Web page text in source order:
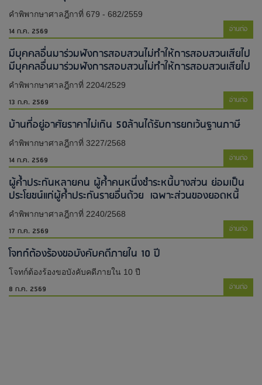
คำพิพากษาศาลฎีกาที่ 679 - 682/2559
14 ก.ค. 2569 อ่านต่อ
มีบุคคลอื่นมาร่วมฟังการสอบสวนไม่ทำให้การสอบสวนเสียไป​
มีบุคคลอื่นมาร่วมฟังการสอบสวนไม่ทำให้การสอบสวนเสียไป​
คำพิพากษาศาลฎีกาที่ 2204/2529
13 ก.ค. 2569 อ่านต่อ
บ้านที่อยู่อาศัยราคาไม่เกิน 50ล้านได้รับการยกเว้นฐานภาษี
คำพิพากษาศาลฎีกาที่ 3227/2568
14 ก.ค. 2569 อ่านต่อ
ผู้ค้ำประกันหลายคน ผู้ค้ำคนหนึ่งชำระหนี้บางส่วน ย่อมเป็น
ประโยชน์แก่ผู้ค้ำประกันรายอื่นด้วย เฉพาะส่วนของยอดหนี้
คำพิพากษาศาลฎีกาที่ 2240/2568
17 ก.ค. 2569 อ่านต่อ
โจทก์ต้องร้องขอบังคับคดีภายใน 10 ปี
โจทก์ต้องร้องขอบังคับคดีภายใน 10 ปี
8 ก.ค. 2569 อ่านต่อ